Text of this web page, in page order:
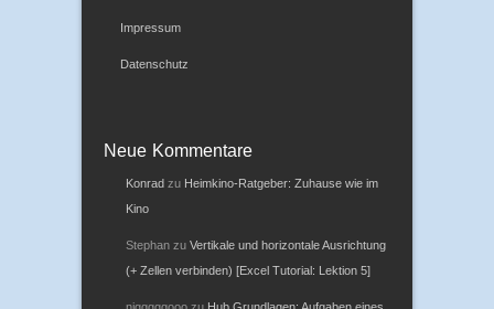
Impressum
Datenschutz
Neue Kommentare
Konrad zu Heimkino-Ratgeber: Zuhause wie im
Kino
Stephan zu Vertikale und horizontale Ausrichtung
(+ Zellen verbinden) [Excel Tutorial: Lektion 5]